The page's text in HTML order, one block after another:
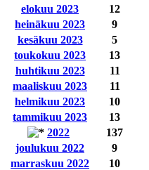
elokuu 2023
12
heinäkuu 2023
9
kesäkuu 2023
5
toukokuu 2023
13
huhtikuu 2023
11
maaliskuu 2023
11
helmikuu 2023
10
tammikuu 2023
13
2022
137
joulukuu 2022
9
marraskuu 2022
10